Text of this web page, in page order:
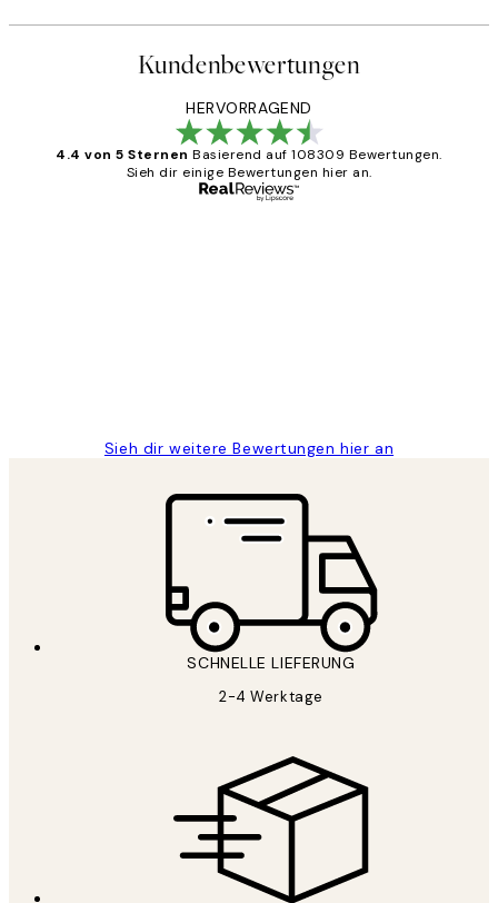
Kundenbewertungen
HERVORRAGEND
4.4 von 5 Sternen Basierend auf 108309 Bewertungen.
Sieh dir einige Bewertungen hier an.
Sieh dir weitere Bewertungen hier an
SCHNELLE LIEFERUNG
2-4 Werktage